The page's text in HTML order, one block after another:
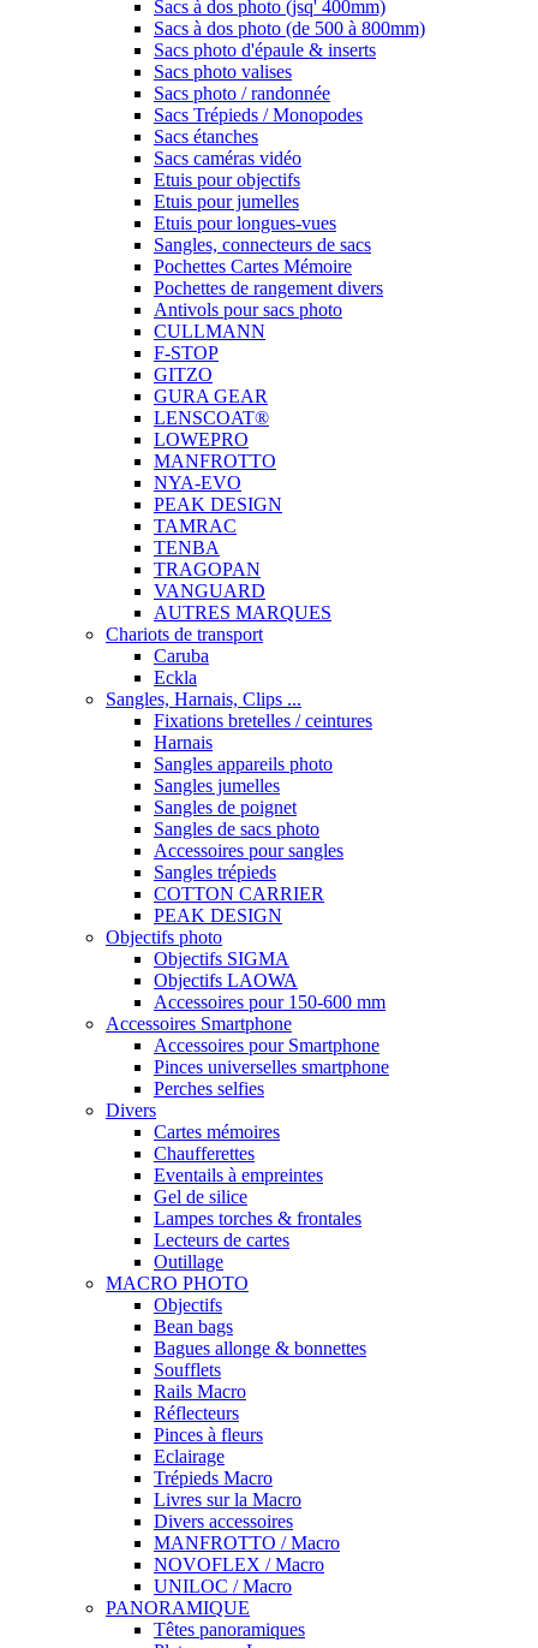
Sacs à dos photo (jsq' 400mm)
Sacs à dos photo (de 500 à 800mm)
Sacs photo d'épaule & inserts
Sacs photo valises
Sacs photo / randonnée
Sacs Trépieds / Monopodes
Sacs étanches
Sacs caméras vidéo
Etuis pour objectifs
Etuis pour jumelles
Etuis pour longues-vues
Sangles, connecteurs de sacs
Pochettes Cartes Mémoire
Pochettes de rangement divers
Antivols pour sacs photo
CULLMANN
F-STOP
GITZO
GURA GEAR
LENSCOAT®
LOWEPRO
MANFROTTO
NYA-EVO
PEAK DESIGN
TAMRAC
TENBA
TRAGOPAN
VANGUARD
AUTRES MARQUES
Chariots de transport
Caruba
Eckla
Sangles, Harnais, Clips ...
Fixations bretelles / ceintures
Harnais
Sangles appareils photo
Sangles jumelles
Sangles de poignet
Sangles de sacs photo
Accessoires pour sangles
Sangles trépieds
COTTON CARRIER
PEAK DESIGN
Objectifs photo
Objectifs SIGMA
Objectifs LAOWA
Accessoires pour 150-600 mm
Accessoires Smartphone
Accessoires pour Smartphone
Pinces universelles smartphone
Perches selfies
Divers
Cartes mémoires
Chaufferettes
Eventails à empreintes
Gel de silice
Lampes torches & frontales
Lecteurs de cartes
Outillage
MACRO PHOTO
Objectifs
Bean bags
Bagues allonge & bonnettes
Soufflets
Rails Macro
Réflecteurs
Pinces à fleurs
Eclairage
Trépieds Macro
Livres sur la Macro
Divers accessoires
MANFROTTO / Macro
NOVOFLEX / Macro
UNILOC / Macro
PANORAMIQUE
Têtes panoramiques